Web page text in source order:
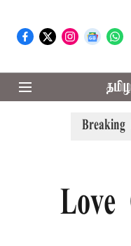
Breaking
முதல்-அமைச்சர்
Love